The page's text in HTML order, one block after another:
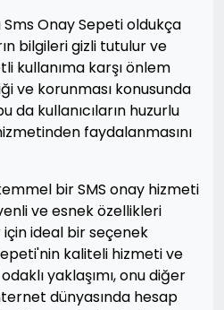
Sms Onay Sepeti oldukça
bilgileri gizli tutulur ve
kullanıma karşı önlem
ve korunması konusunda
da kullanıcıların huzurlu
faydalanmasını
bir SMS onay hizmeti
ve esnek özellikleri
için ideal bir seçenek
kaliteli hizmeti ve
yaklaşımı, onu diğer
dünyasında hesap